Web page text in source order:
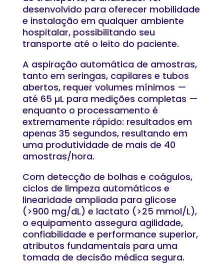
desenvolvido para oferecer mobilidade
e instalação em qualquer ambiente
hospitalar, possibilitando seu
transporte até o leito do paciente.
A aspiração automática de amostras,
tanto em seringas, capilares e tubos
abertos, requer volumes mínimos —
até 65 µL para medições completas —
enquanto o processamento é
extremamente rápido: resultados em
apenas 35 segundos, resultando em
uma produtividade de mais de 40
amostras/hora.
Com detecção de bolhas e coágulos,
ciclos de limpeza automáticos e
linearidade ampliada para glicose
(>900 mg/dL) e lactato (>25 mmol/L),
o equipamento assegura agilidade,
confiabilidade e performance superior,
atributos fundamentais para uma
tomada de decisão médica segura.